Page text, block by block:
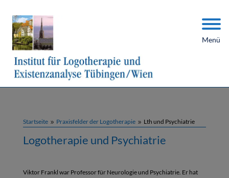
Menü
Startseite 9 Praxisfelder der Logotherapie 9 Lth und Psychiatrie
Logotherapie und Psychiatrie
Viktor Frankl war Professor für Neurologie und Psychiatrie. Er hat